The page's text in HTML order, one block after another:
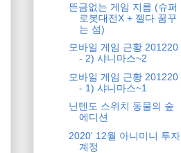
뜬금없는 게임 지름 (슈퍼
로봇대전X + 젤다 꿈꾸
는 섬)
모바일 게임 근황 201220
- 2) 샤니마스~2
모바일 게임 근황 201220
- 1) 샤니마스~1
닌텐도 스위치 동물의 숲
에디션
2020' 12월 아니미니 투자
계정